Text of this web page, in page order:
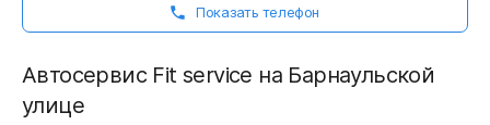
Показать телефон
Автосервис Fit service на Барнаульской
улице